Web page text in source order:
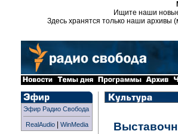
Ищите наши
Здесь хранятся только наши архивы
Эфир Радио Свобода
RealAudio| WinMedia